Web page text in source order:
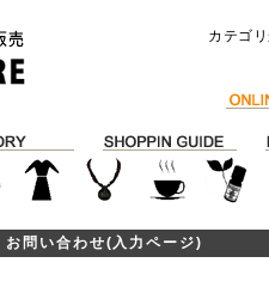
カテゴ
お問い合わせ(入力ページ)